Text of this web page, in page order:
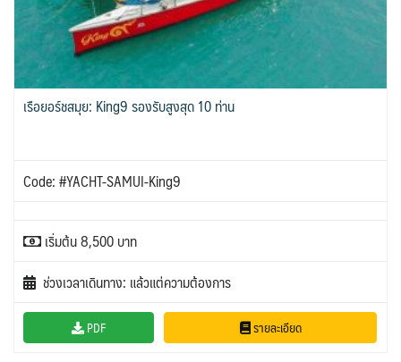
เรือยอร์ชสมุย: King9 รองรับสูงสุด 10 ท่าน
Code: #YACHT-SAMUI-King9
เริ่มต้น 8,500 บาท
ช่วงเวลาเดินทาง: แล้วแต่ความต้องการ
PDF รายละเอียด